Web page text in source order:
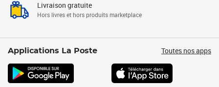
Livraison gratuite
Hors livres et hors produits marketplace
Applications La Poste Toutes nos apps